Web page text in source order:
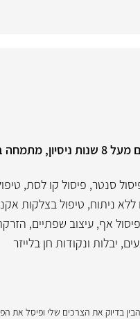
מומחה ברפואה אסתטית מתקדמת,
סנטר, פיסול קו לסת,
ניתוח, טיפול בצלקות
פיסול אף, עיצוב שפתיים,
יבלות ונקודות חן בלייזר
בדיוק את הצרכים שלי ופיסל את